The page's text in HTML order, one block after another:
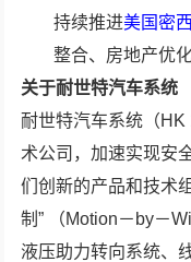
持续推进美国密
整合、房地产优
关于耐世特汽车系统
耐世特汽车系统（
术公司，加速实现安
们创新的产品和技术
制” （Motion－by－
液压助力转向系统、